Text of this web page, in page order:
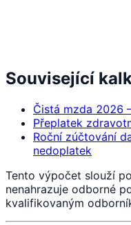
Související
Čistá mzda 2026
Přeplatek
Roční zúčtování
nedoplatek
Tento výpočet slouží
nenahrazuje odborné
kvalifikovaným